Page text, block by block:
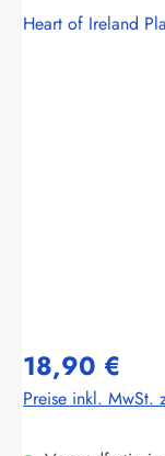
Heart of Ireland
18,90 €
Preise inkl. MwSt.